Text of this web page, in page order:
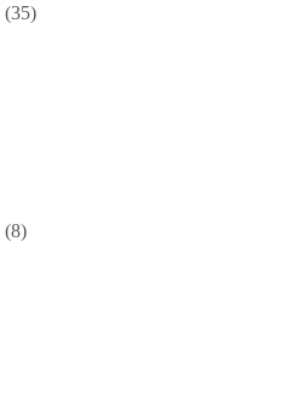
(35)
(8)